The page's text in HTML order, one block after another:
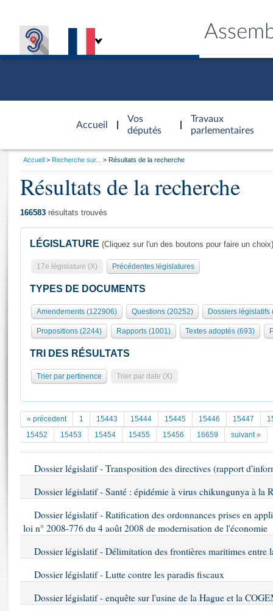
Accueil
d'accueil
Vos
députés
Travaux
parlementaires
Présidence
577 députés
Groupes politiques
Séance publique
Commissions et autres organes
Europe et International
Pétitions
Documents parlementaires
Projets de loi
Propositions de loi
Textes adoptés
Rapports d'information
Rapports d'enquête
Rapports sur l'application des lois
Baromètre de l’application des lois
Général
Rôle et pouvoirs de l'Assemblée
Organisation de l'Assemblée
Présidence Conférence des Présidents Bureau Collège des
Statistiques et chiffres clés
Documents de référence
( Constitution | Règlement de l'Assemblée ... )
Histoire
Juniors
Anciennes législatures
Liens vers les sites publics
Visiter l'Assemblée
Visite virtuelle du palais Bourbon
Assister à une séance
La Bibliothèque
Les archives
Vous
Accueil Recherche sur... Résultats de la recherche
Résultats de la recherche
166583 résultats trouvés
LÉGISLATURE (Cliquez sur l'un des boutons pour faire un choix)
17e législature (X) Précédentes législatures
TYPES DE DOCUMENTS
Amendements (122906) Questions (20252) Dossiers législatifs
Propositions (2244) Rapports (1001) Textes adoptés (693)
TRI DES RÉSULTATS
Trier par pertinence Trier par date (X)
« précedent 1 15443 15444 15445 15446 15447
15452
15453 15454 15455 15456 16659 suivant »
Dossier législatif - Transposition des directives (rapport
Dossier législatif - Santé : épidémie à virus chikungunya à la
Dossier législatif - Ratification des ordonnances prises en
loi n° 2008-776 du 4 août 2008 de modernisation de l'économie
Dossier législatif - Délimitation des frontières maritimes entre
Dossier législatif - Lutte contre les paradis fiscaux
Dossier législatif - enquête sur l'usine de la Hague et la